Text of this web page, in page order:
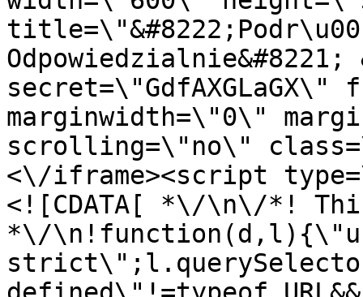
secret=\"GdfAXGLaGX\"
marginwidth=\"0\"
scrolling=\"no\"
<\/iframe><script
<![CDATA[ *\/\n\/*!
*\/